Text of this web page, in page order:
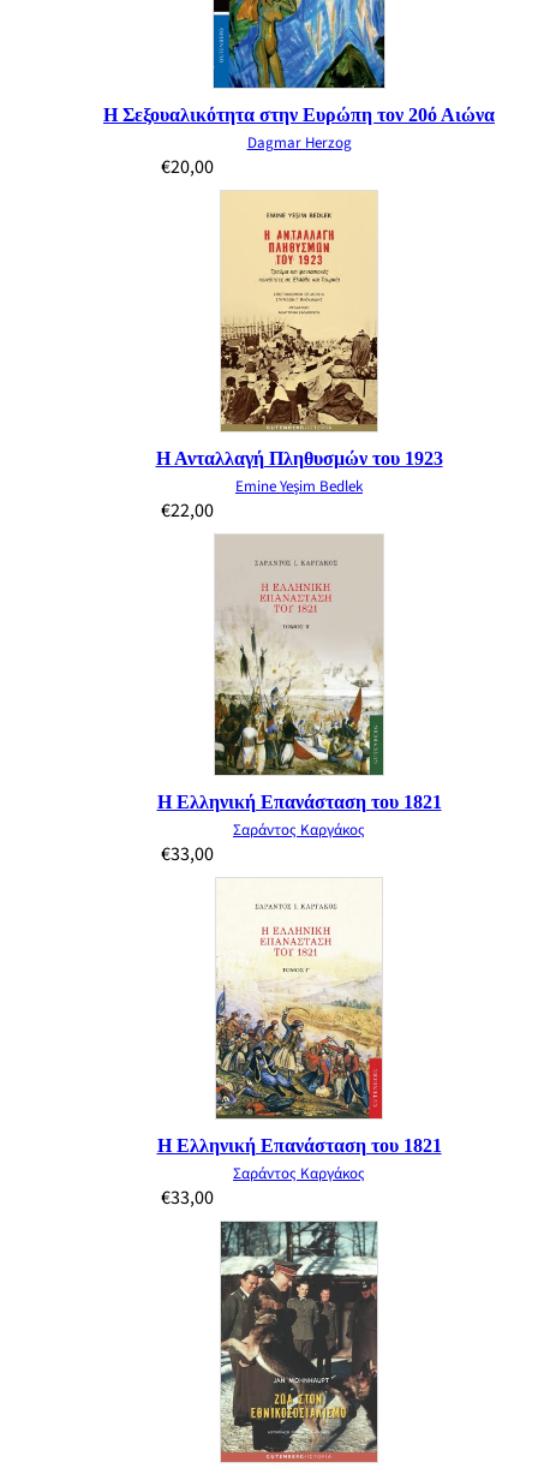
Η Σεξουαλικότητα στην Ευρώπη τον 20ό Αιώνα
Dagmar Herzog
€20,00
Η Ανταλλαγή Πληθυσμών του 1923
Emine Yeşim Bedlek
€22,00
Η Ελληνική Επανάσταση του 1821
Σαράντος Καργάκος
€33,00
Η Ελληνική Επανάσταση του 1821
Σαράντος Καργάκος
€33,00